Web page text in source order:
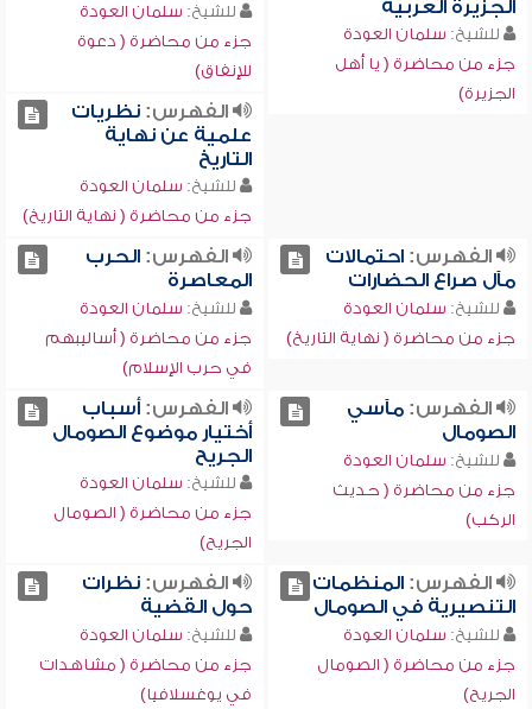
الجزيرة العربية
للشيخ: سلمان العودة
جزء من محاضرة ( يا أهل
الجزيرة)
للشيخ: سلمان العودة
جزء من محاضرة ( دعوة
للإنفاق)
الفهرس:نظريات
علمية عن نهاية
التاريخ
للشيخ: سلمان العودة
جزء من محاضرة ( نهاية التاريخ)
الفهرس:احتمالات
مآل صراع الحضارات
للشيخ: سلمان العودة
جزء من محاضرة ( نهاية التاريخ)
الفهرس:الحرب
المعاصرة
للشيخ: سلمان العودة
جزء من محاضرة ( أساليبهم
في حرب الإسلام)
الفهرس:مآسي
الصومال
للشيخ: سلمان العودة
جزء من محاضرة ( حديث
الركب)
الفهرس:أسباب
أختيار موضوع الصومال
الجريح
للشيخ: سلمان العودة
جزء من محاضرة ( الصومال
الجريح)
الفهرس:المنظمات
التنصيرية في الصومال
للشيخ: سلمان العودة
جزء من محاضرة ( الصومال
الجريح)
الفهرس:نظرات
حول القضية
للشيخ: سلمان العودة
جزء من محاضرة ( مشاهدات
في يوغسلافيا)